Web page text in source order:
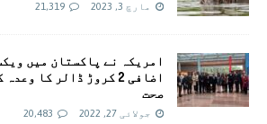
مارچ 3, 2023 21,319
امريکہ نے پاکستان میں
اضافی 2 کروڑ ڈالر کا
صحت
جولائی 27, 2022 20,483